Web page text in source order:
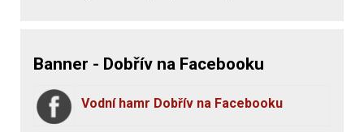
Banner - Dobřív na Facebooku
Vodní hamr Dobřív na Facebooku